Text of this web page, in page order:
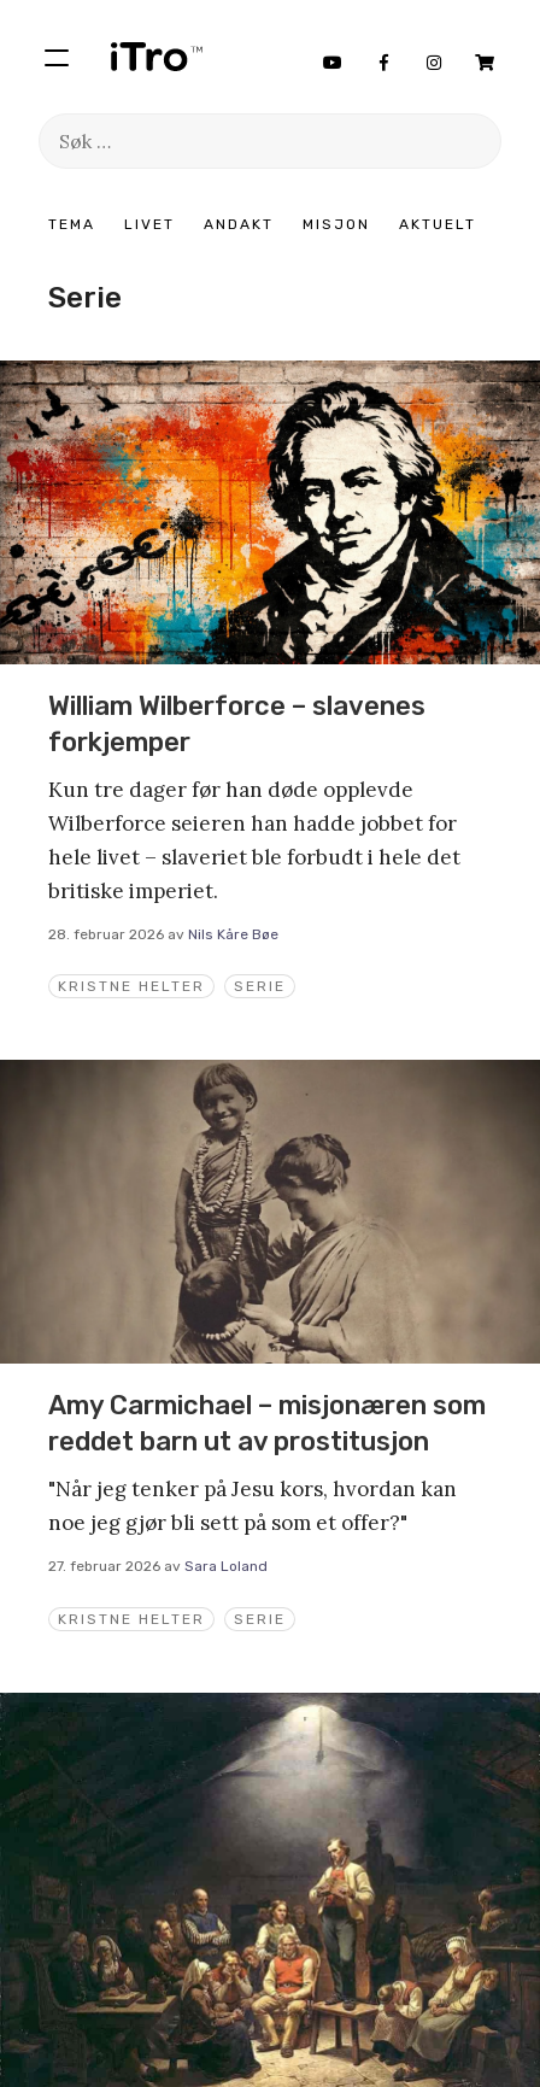
TEMA LIVET ANDAKT MISJON AKTUELT
Søk
Serie
KRISTNE HELTER SERIE
William Wilberforce – slavenes
forkjemper
Kun tre dager før han døde opplevde
Wilberforce seieren han hadde jobbet for
hele livet – slaveriet ble forbudt i hele det
britiske imperiet.
28. februar 2026 av Nils Kåre Bøe
KRISTNE HELTER SERIE
Amy Carmichael – misjonæren som
reddet barn ut av prostitusjon
"Når jeg tenker på Jesu kors, hvordan kan
noe jeg gjør bli sett på som et offer?"
27. februar 2026 av Sara Loland